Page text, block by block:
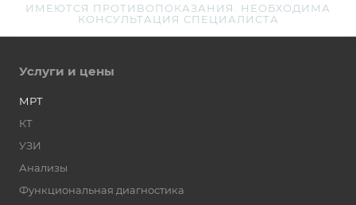
ИМЕЮТСЯ ПРОТИВОПОКАЗАНИЯ. НЕОБХОДИМА
КОНСУЛЬТАЦИЯ СПЕЦИАЛИСТА
Услуги и цены
МРТ
КТ
УЗИ
Анализы
Функциональная диагностика